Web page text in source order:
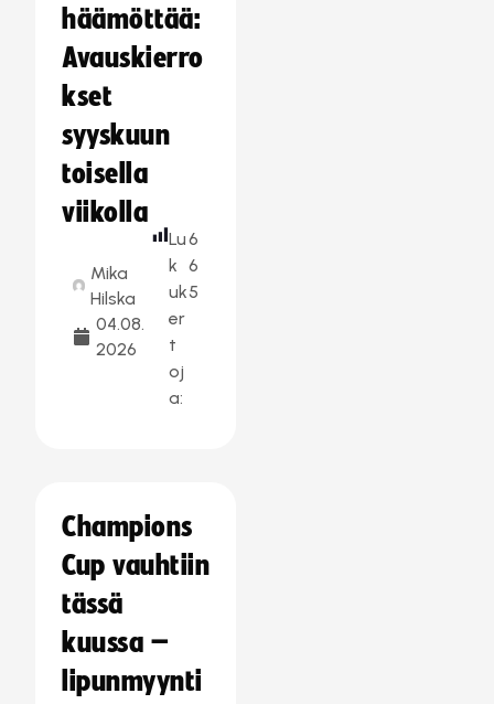
häämöttää:
Avauskierro
kset
syyskuun
toisella
viikolla
Mika
Hilska
04.08.
2026
Lu
k
uk
er
t
oj
a:
6
6
5
Champions
Cup vauhtiin
tässä
kuussa –
lipunmyynti